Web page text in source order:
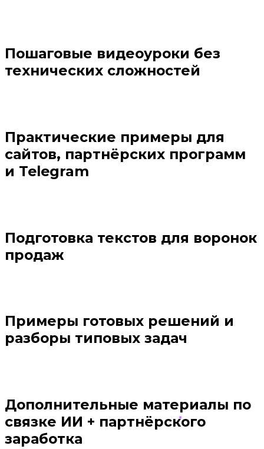
Пошаговые видеоуроки без
технических сложностей
Практические примеры для
сайтов, партнёрских программ
и Telegram
Подготовка текстов для воронок
продаж
Примеры готовых решений и
разборы типовых задач
Дополнительные материалы по
связке ИИ + партнёрского
заработка